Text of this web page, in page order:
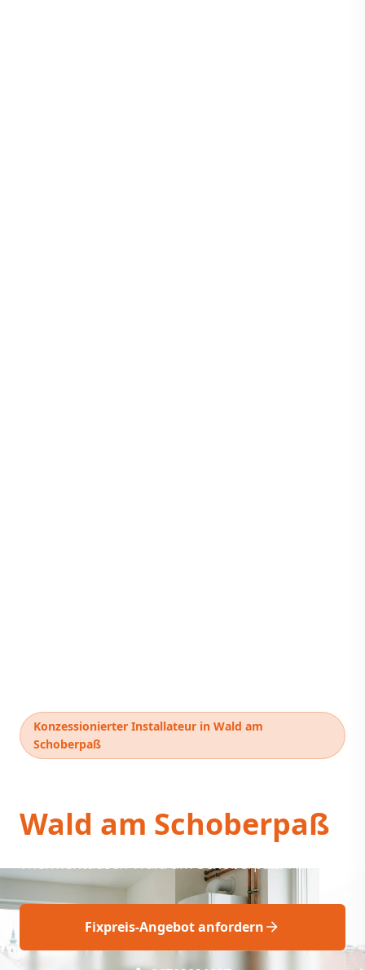
Konzessionierter Installateur in Wald am
Schoberpaß
Wald am Schoberpaß
Fixpreis-Angebot anfordern